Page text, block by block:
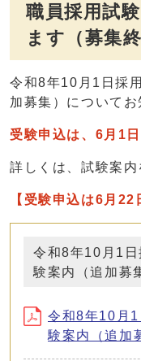
職員採用試
ます（募集終
令和8年10月1日採
加募集）についてお
受験申込は、6月1
詳しくは、試験案内
【受験申込は6月22
令和8年10月1
験案内（追加募
令和8年10月
験案内（追加